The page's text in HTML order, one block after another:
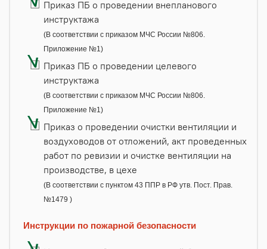
Приказ ПБ о проведении внепланового
инструктажа
(В соответствии с приказом МЧС России №806.
Приложение №1)
Приказ ПБ о проведении целевого
инструктажа
(В соответствии с приказом МЧС России №806.
Приложение №1)
Приказ о проведении очистки вентиляции и
воздуховодов от отложений, акт проведенных
работ по ревизии и очистке вентиляции на
производстве, в цехе
(В соответствии с пунктом 43 ППР в РФ утв. Пост. Прав.
№1479 )
Инструкции по пожарной безопасности